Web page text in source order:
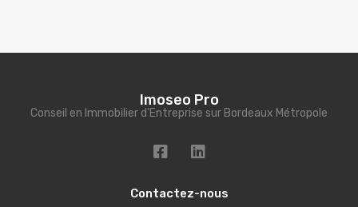
Imoseo Pro
Conseil en Immobilier d'Entreprise sur Bordeaux Métropole
Contactez-nous